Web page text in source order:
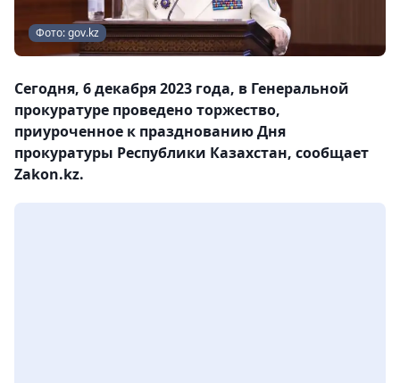
Фото: gov.kz
Сегодня, 6 декабря 2023 года, в Генеральной
прокуратуре проведено торжество,
приуроченное к празднованию Дня
прокуратуры Республики Казахстан, сообщает
Zakon.kz.